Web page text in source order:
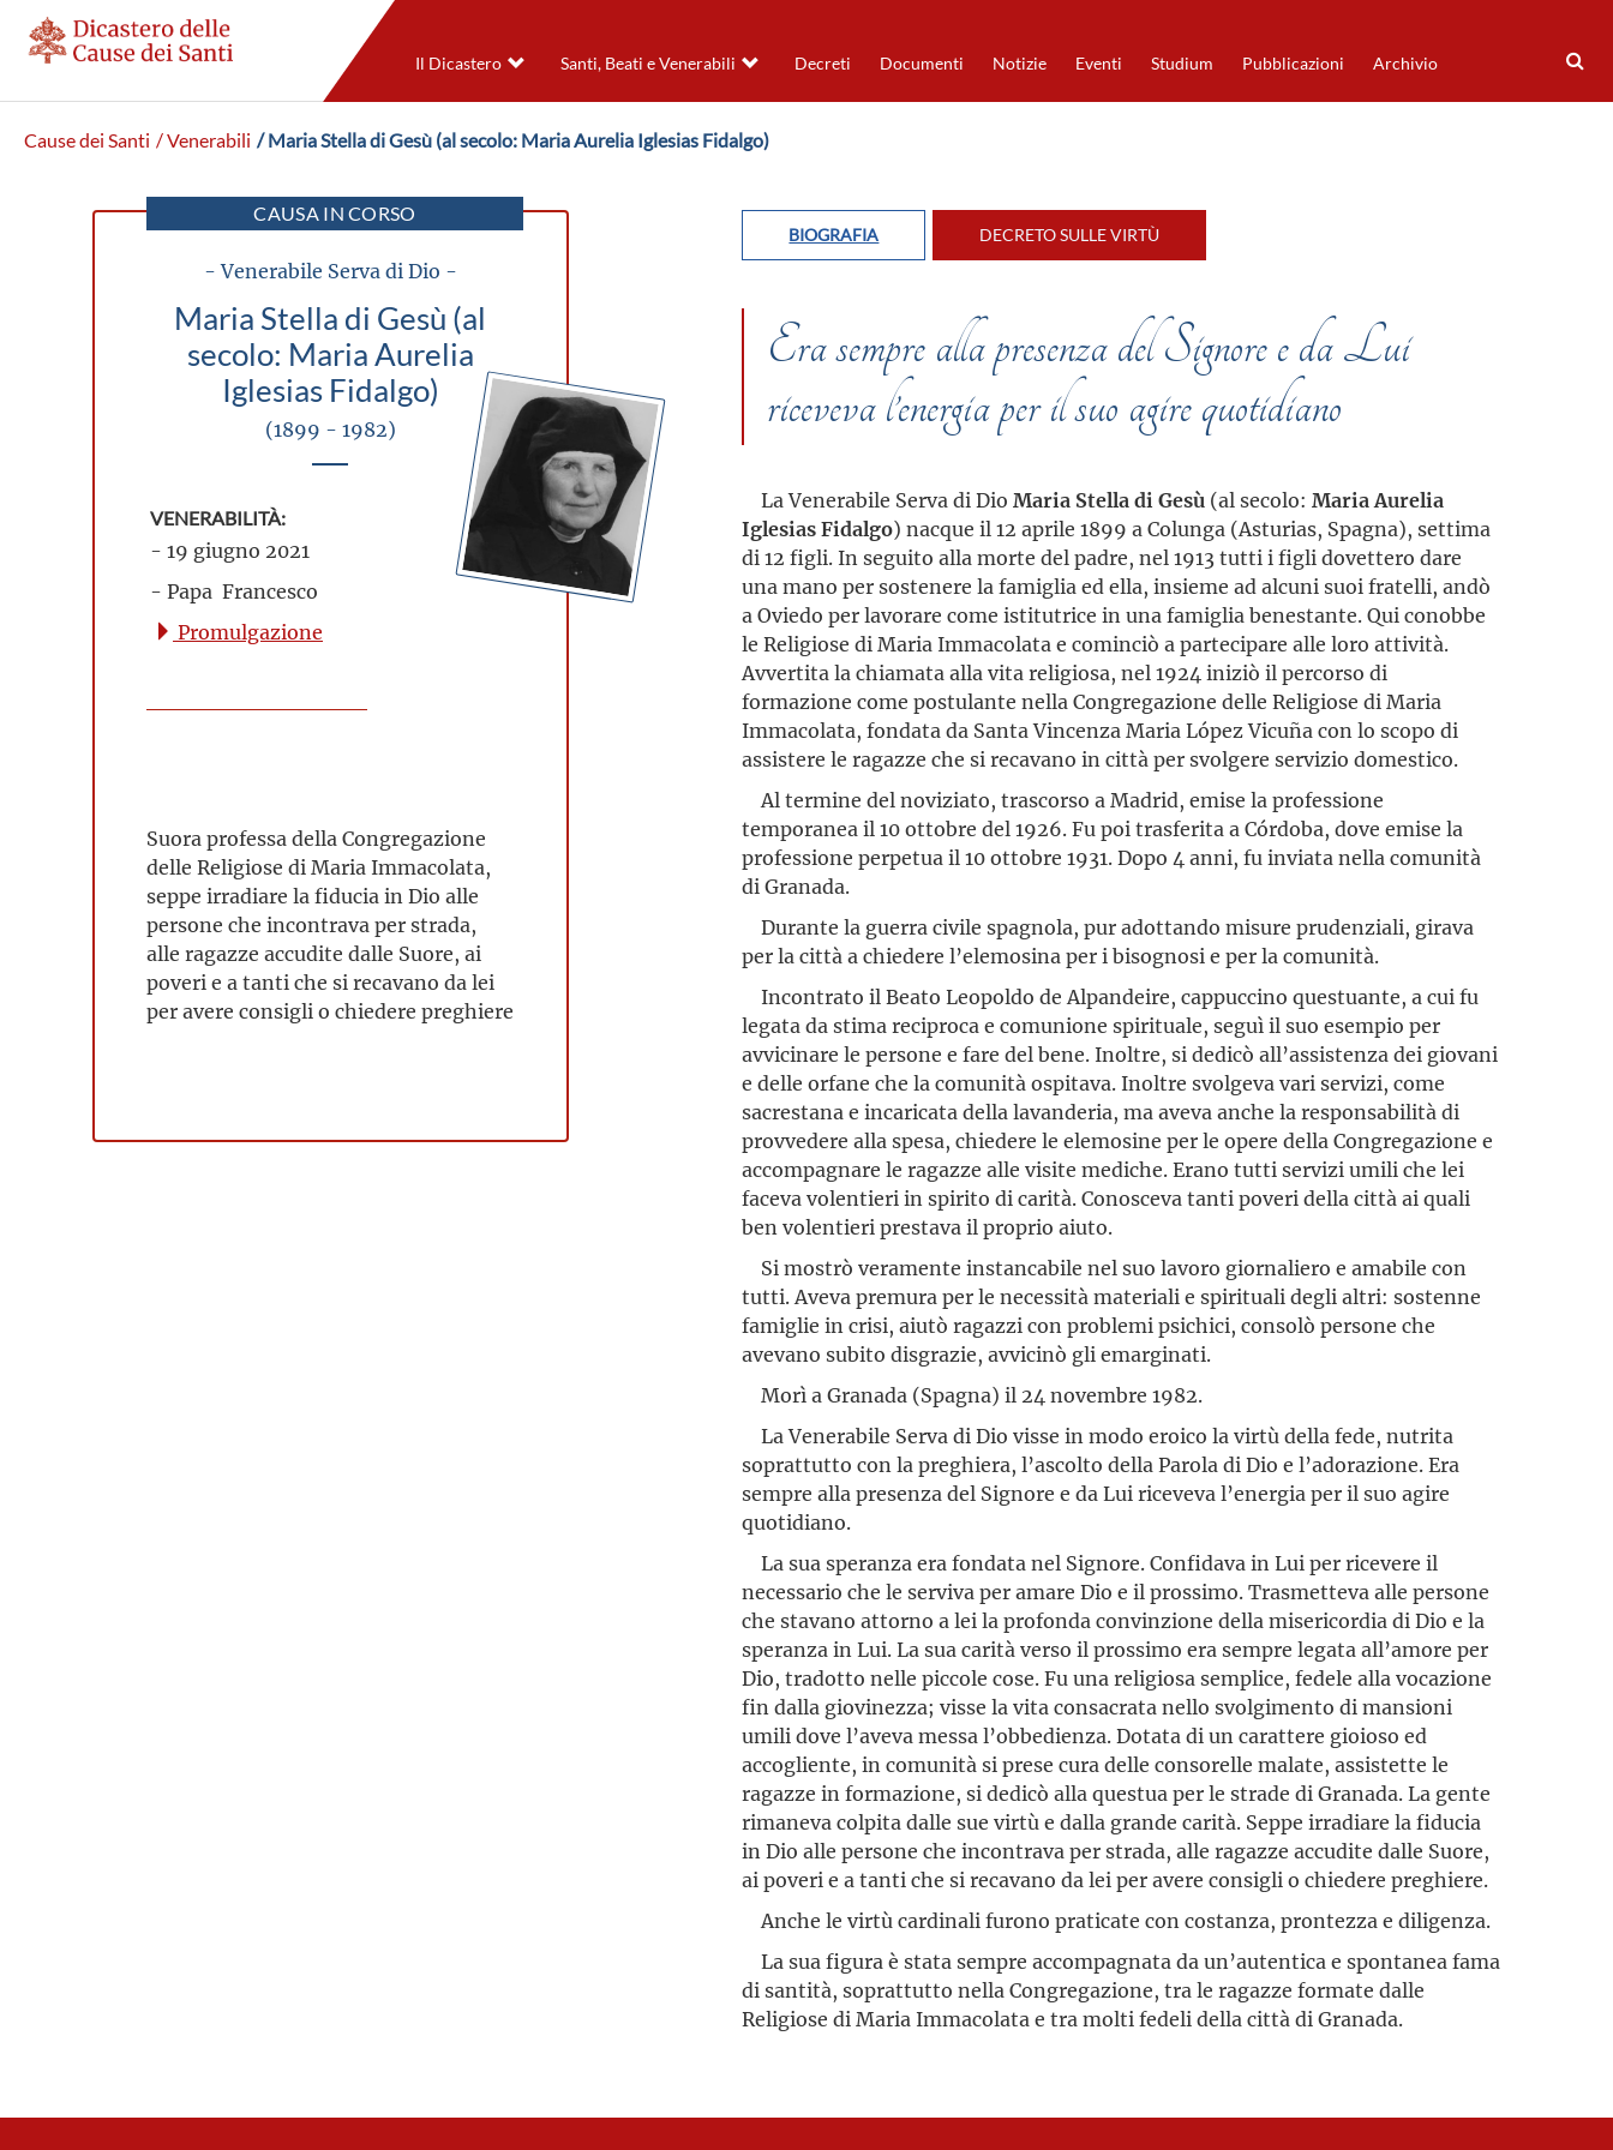
Il Dicastero Santi, Beati e Venerabili Decreti Documenti Notizie Eventi Studium Pubblicazioni Archivio
Cause dei Santi / Venerabili / Maria Stella di Gesù (al secolo: Maria Aurelia Iglesias Fidalgo)
CAUSA IN CORSO
- Venerabile Serva di Dio -
Maria Stella di Gesù (al
secolo: Maria Aurelia
Iglesias Fidalgo)
(1899 - 1982)
VENERABILITÀ:
- 19 giugno 2021
- Papa Francesco
Promulgazione
Suora professa della Congregazione
delle Religiose di Maria Immacolata,
seppe irradiare la fiducia in Dio alle
persone che incontrava per strada,
alle ragazze accudite dalle Suore, ai
poveri e a tanti che si recavano da lei
per avere consigli o chiedere preghiere
BIOGRAFIA DECRETO SULLE VIRTÙ
Era sempre alla presenza del Signore e da Lui
riceveva l’energia per il suo agire quotidiano
La Venerabile Serva di DioMaria Stella di Gesù (al secolo:Maria Aurelia
Iglesias Fidalgo) nacque il 12 aprile 1899 a Colunga (Asturias, Spagna), settima
di 12 figli. In seguito alla morte del padre, nel 1913 tutti i figli dovettero dare
una mano per sostenere la famiglia ed ella, insieme ad alcuni suoi fratelli, andò
a Oviedo per lavorare come istitutrice in una famiglia benestante. Qui conobbe
le Religiose di Maria Immacolata e cominciò a partecipare alle loro attività.
Avvertita la chiamata alla vita religiosa, nel 1924 iniziò il percorso di
formazione come postulante nella Congregazione delle Religiose di Maria
Immacolata, fondata da Santa Vincenza Maria López Vicuña con lo scopo di
assistere le ragazze che si recavano in città per svolgere servizio domestico.
Al termine del noviziato, trascorso a Madrid, emise la professione
temporanea il 10 ottobre del 1926. Fu poi trasferita a Córdoba, dove emise la
professione perpetua il 10 ottobre 1931. Dopo 4 anni, fu inviata nella comunità
di Granada.
Durante la guerra civile spagnola, pur adottando misure prudenziali, girava
per la città a chiedere l’elemosina per i bisognosi e per la comunità.
Incontrato il Beato Leopoldo de Alpandeire, cappuccino questuante, a cui fu
legata da stima reciproca e comunione spirituale, seguì il suo esempio per
avvicinare le persone e fare del bene. Inoltre, si dedicò all’assistenza dei giovani
e delle orfane che la comunità ospitava. Inoltre svolgeva vari servizi, come
sacrestana e incaricata della lavanderia, ma aveva anche la responsabilità di
provvedere alla spesa, chiedere le elemosine per le opere della Congregazione e
accompagnare le ragazze alle visite mediche. Erano tutti servizi umili che lei
faceva volentieri in spirito di carità. Conosceva tanti poveri della città ai quali
ben volentieri prestava il proprio aiuto.
Si mostrò veramente instancabile nel suo lavoro giornaliero e amabile con
tutti. Aveva premura per le necessità materiali e spirituali degli altri: sostenne
famiglie in crisi, aiutò ragazzi con problemi psichici, consolò persone che
avevano subito disgrazie, avvicinò gli emarginati.
Morì a Granada (Spagna) il 24 novembre 1982.
La Venerabile Serva di Dio visse in modo eroico la virtù della fede, nutrita
soprattutto con la preghiera, l’ascolto della Parola di Dio e l’adorazione. Era
sempre alla presenza del Signore e da Lui riceveva l’energia per il suo agire
quotidiano.
La sua speranza era fondata nel Signore. Confidava in Lui per ricevere il
necessario che le serviva per amare Dio e il prossimo. Trasmetteva alle persone
che stavano attorno a lei la profonda convinzione della misericordia di Dio e la
speranza in Lui. La sua carità verso il prossimo era sempre legata all’amore per
Dio, tradotto nelle piccole cose. Fu una religiosa semplice, fedele alla vocazione
fin dalla giovinezza; visse la vita consacrata nello svolgimento di mansioni
umili dove l’aveva messa l’obbedienza. Dotata di un carattere gioioso ed
accogliente, in comunità si prese cura delle consorelle malate, assistette le
ragazze in formazione, si dedicò alla questua per le strade di Granada. La gente
rimaneva colpita dalle sue virtù e dalla grande carità. Seppe irradiare la fiducia
in Dio alle persone che incontrava per strada, alle ragazze accudite dalle Suore,
ai poveri e a tanti che si recavano da lei per avere consigli o chiedere preghiere.
Anche le virtù cardinali furono praticate con costanza, prontezza e diligenza.
La sua figura è stata sempre accompagnata da un’autentica e spontanea fama
di santità, soprattutto nella Congregazione, tra le ragazze formate dalle
Religiose di Maria Immacolata e tra molti fedeli della città di Granada.